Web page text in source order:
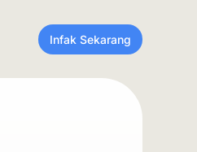
Infak Sekarang